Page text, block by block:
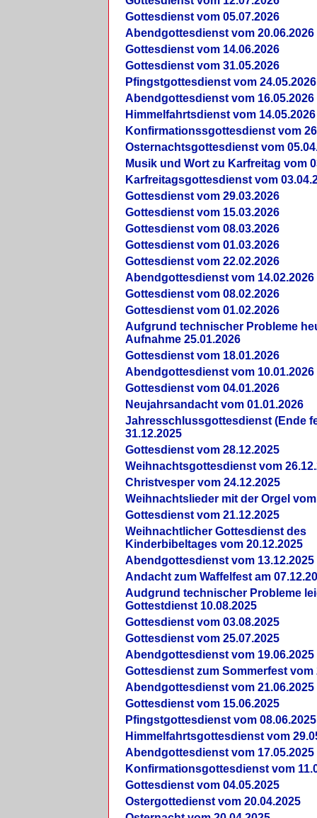
Gottesdienst vom 05.07.2026
Abendgottesdienst vom 20.06.2026
Gottesdienst vom 14.06.2026
Gottesdienst vom 31.05.2026
Pfingstgottesdienst vom 24.05.2026
Abendgottesdienst vom 16.05.2026
Himmelfahrtsdienst vom 14.05.2026
Konfirmationssgottesdienst vom
Osternachtsgottesdienst vom
Musik und Wort zu Karfreitag vom
Karfreitagsgottesdienst vom
Gottesdienst vom 29.03.2026
Gottesdienst vom 15.03.2026
Gottesdienst vom 08.03.2026
Gottesdienst vom 01.03.2026
Gottesdienst vom 22.02.2026
Abendgottesdienst vom 14.02.2026
Gottesdienst vom 08.02.2026
Gottesdienst vom 01.02.2026
Aufgrund technischer Probleme
Aufnahme 25.01.2026
Gottesdienst vom 18.01.2026
Abendgottesdienst vom 10.01.2026
Gottesdienst vom 04.01.2026
Neujahrsandacht vom 01.01.2026
Jahresschlussgottesdienst (Ende
31.12.2025
Gottesdienst vom 28.12.2025
Weihnachtsgottesdienst vom
Christvesper vom 24.12.2025
Weihnachtslieder mit der Orgel vom
Gottesdienst vom 21.12.2025
Weihnachtlicher Gottesdienst des
Kinderbibeltages vom 20.12.2025
Abendgottesdienst vom 13.12.2025
Andacht zum Waffelfest am
Audgrund technischer Probleme
Gottestdienst 10.08.2025
Gottesdienst vom 03.08.2025
Gottesdienst vom 25.07.2025
Abendgottesdienst vom 19.06.2025
Gottesdienst zum Sommerfest vom
Abendgottesdienst vom 21.06.2025
Gottesdienst vom 15.06.2025
Pfingstgottesdienst vom 08.06.2025
Himmelfahrtsgottesdienst vom
Abendgottesdienst vom 17.05.2025
Konfirmationsgottesdienst vom
Gottesdienst vom 04.05.2025
Ostergottedienst vom 20.04.2025